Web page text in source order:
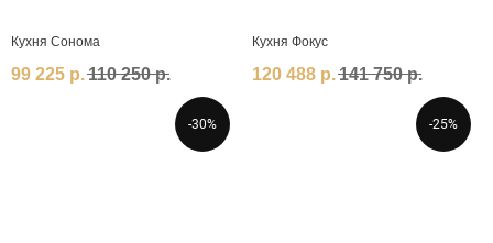
Кухня Сонома
99 225 р.110 250 р.
Кухня Фокус
120 488 р.141 750 р.
-30% -25%
Рассчитать стоимость